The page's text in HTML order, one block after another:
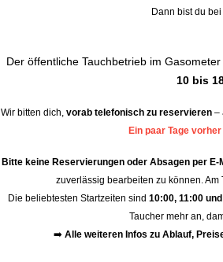
Dann bist du
Der öffentliche Tauchbetrieb im
10 bis
Wir bitten dich, vorab telefonisch zu reservieren –
Ein paar Tage
Bitte keine Reservierungen oder Absagen per E-
zuverlässig bearbeiten zu können. Am
Die beliebtesten Startzeiten sind 10:00, 11:00
Taucher mehr an,
➡️ Alle weiteren Infos zu Ablauf,